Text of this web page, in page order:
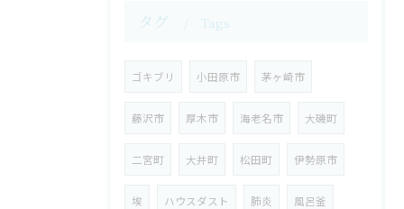
タグ Tags
ゴキブリ 小田原市 茅ヶ崎市
藤沢市 厚木市 海老名市 大磯町
二宮町 大井町 松田町 伊勢原市
埃 ハウスダスト 肺炎 風呂釜